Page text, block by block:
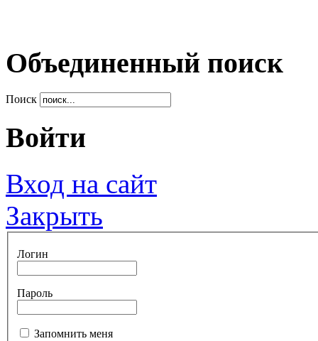
Объединенный поиск
Поиск
Войти
Вход на сайт
Закрыть
Логин
Пароль
Запомнить меня